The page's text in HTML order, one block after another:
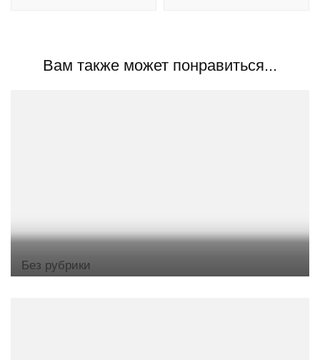
Вам также может понравиться...
Без рубрики